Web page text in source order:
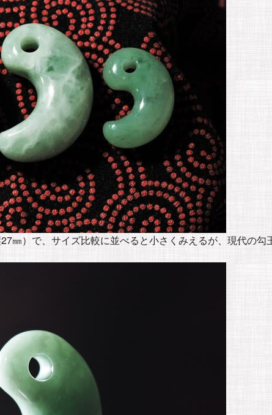
㎜）で、サイズ比較に並べると小さくみえるが、現代の勾